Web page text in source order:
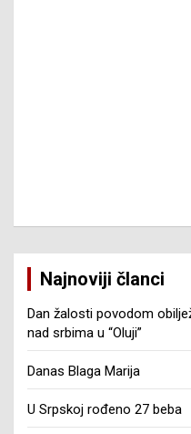
Najnoviji članci
Dan žalosti povodom
nad srbima u “Oluji”
Danas Blaga Marija
U Srpskoj rođeno 27 beba